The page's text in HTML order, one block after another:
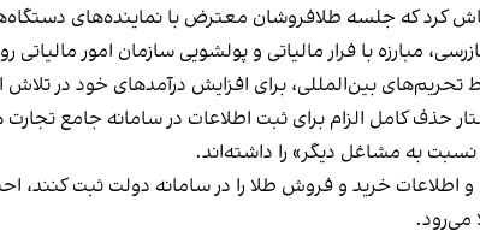
کرد که جلسه طلافروشان معترض با نماینده‌های
مبارزه با فرار مالیاتی و پولشویی سازمان امور مالیاتی
بین‌المللی، برای افزایش درآمدهای خود در
حذف کامل الزام برای ثبت اطلاعات در سامانه جامع
نسبت به مشاغل دیگر» را داشته‌اند.
و اطلاعات خرید و فروش طلا را در سامانه دولت ثبت
می‌رود.